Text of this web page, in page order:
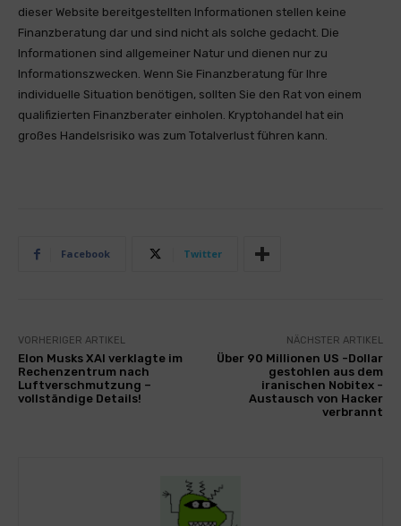
dieser Website bereitgestellten Informationen stellen keine
Finanzberatung dar und sind nicht als solche gedacht. Die
Informationen sind allgemeiner Natur und dienen nur zu
Informationszwecken. Wenn Sie Finanzberatung für Ihre
individuelle Situation benötigen, sollten Sie den Rat von einem
qualifizierten Finanzberater einholen. Kryptohandel hat ein
großes Handelsrisiko was zum Totalverlust führen kann.
Facebook Twitter
VORHERIGER ARTIKEL
Elon Musks XAI verklagte im
Rechenzentrum nach
Luftverschmutzung –
vollständige Details!
NÄCHSTER ARTIKEL
Über 90 Millionen US -Dollar
gestohlen aus dem
iranischen Nobitex -
Austausch von Hacker
verbrannt